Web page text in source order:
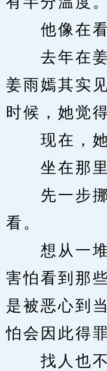
他像在看
去年在姜
姜雨嫣其实
时候，她觉
现在，她
坐在那里
先一步挪
看。
想从一堆
害怕看到那
是被恶心到
怕会因此得
找人也不